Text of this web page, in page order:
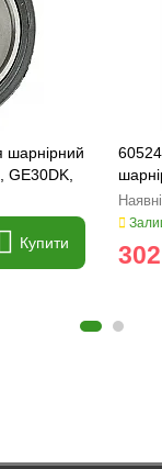
шарнірний
GE30DK,
Купити